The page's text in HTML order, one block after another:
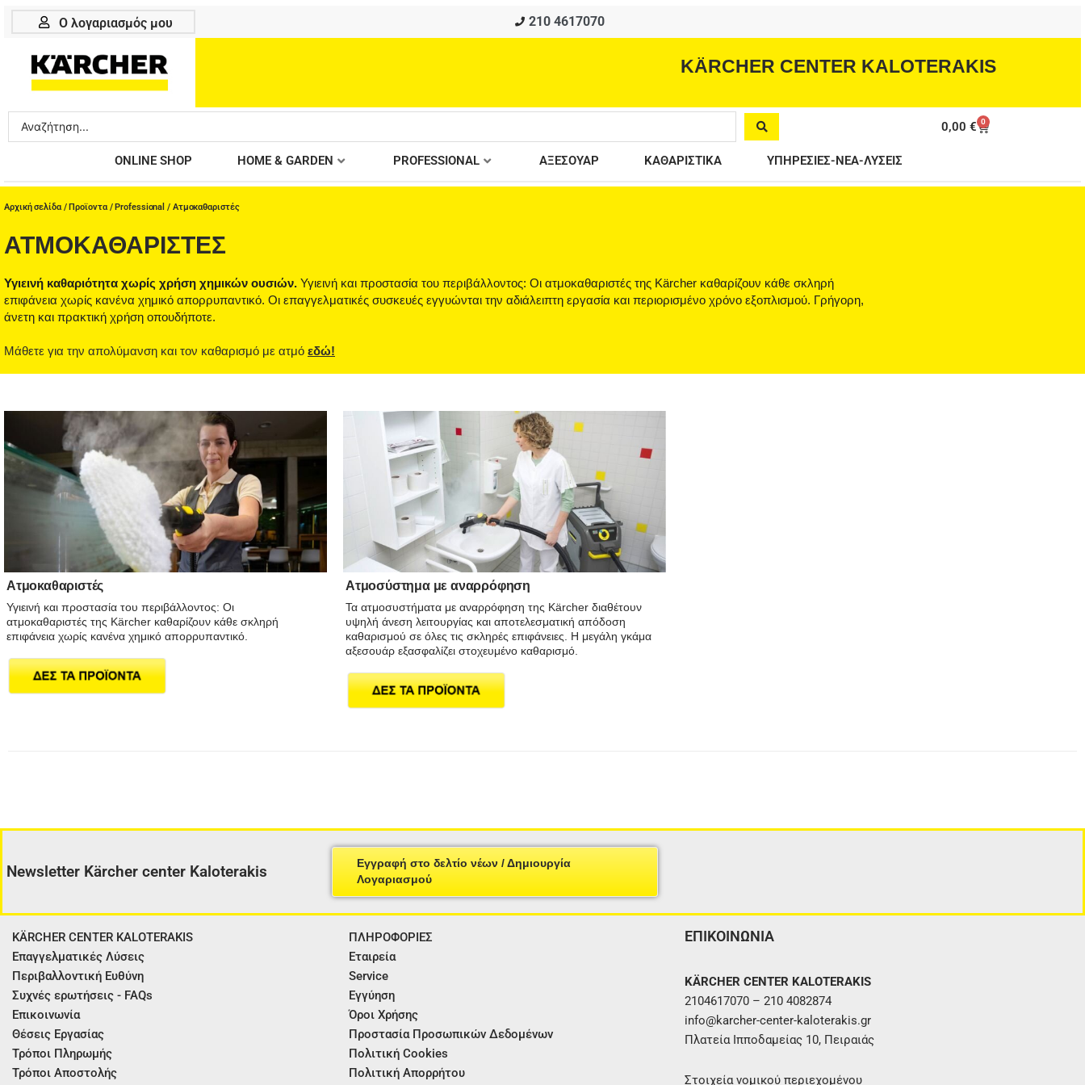
Μετάβαση
Ο λογαριασμός μου 210 4617070
KÄRCHER CENTER KALOTERAKIS
Search
...
0,00€ 0
Cart
ONLINE SHOP HOME & GARDEN PROFESSIONAL ΑΞΕΣΟΥΑΡ ΚΑΘΑΡΙΣΤΙΚΑ ΥΠΗΡΕΣΙΕΣ-ΝΕΑ-ΛΥΣΕΙΣ
Αρχική σελίδα/ Προϊοντα/ Professional / Ατμοκαθαριστές
ΑΤΜΟΚΑΘΑΡΙΣΤΈΣ
Υγιεινή καθαριότητα χωρίς χρήση χημικών ουσιών. Υγιεινή και προστασία του περιβάλλοντος: Οι ατμοκαθαριστές της Kärcher καθαρίζουν κάθε σκληρή
επιφάνεια χωρίς κανένα χημικό απορρυπαντικό. Οι επαγγελματικές συσκευές εγγυώνται την αδιάλειπτη εργασία και περιορισμένο χρόνο εξοπλισμού. Γρήγορη,
άνετη και πρακτική χρήση οπουδήποτε.
Μάθετε για την απολύμανση και τον καθαρισμό με ατμό εδώ!
Ατμοκαθαριστές
Υγιεινή και προστασία του περιβάλλοντος: Οι
ατμοκαθαριστές της Kärcher καθαρίζουν κάθε σκληρή
επιφάνεια χωρίς κανένα χημικό απορρυπαντικό.
Ατμοσύστημα με αναρρόφηση
Τα ατμοσυστήματα με αναρρόφηση της Kärcher διαθέτουν
υψηλή άνεση λειτουργίας και αποτελεσματική απόδοση
καθαρισμού σε όλες τις σκληρές επιφάνειες. Η μεγάλη γκάμα
αξεσουάρ εξασφαλίζει στοχευμένο καθαρισμό.
Newsletter Kärcher center Kaloterakis
Εγγραφή στο δελτίο νέων / Δημιουργία
Λογαριασμού
KÄRCHER CENTER KALOTERAKIS
Επαγγελματικές Λύσεις
Περιβαλλοντική Ευθύνη
Συχνές ερωτήσεις - FAQs
Επικοινωνία
Θέσεις Εργασίας
Τρόποι Πληρωμής
Τρόποι Αποστολής
ΠΛΗΡΟΦΟΡΙΕΣ
Εταιρεία
Service
Εγγύηση
Όροι Χρήσης
Προστασία Προσωπικών Δεδομένων
Πολιτική Cookies
Πολιτική Απορρήτου
ΕΠΙΚΟΙΝΩΝΙΑ
KÄRCHER CENTER KALOTERAKIS
2104617070 – 210 4082874
info@karcher-center-kaloterakis.gr
Πλατεία Ιπποδαμείας 10, Πειραιάς
Στοιχεία νομικού περιεχομένου